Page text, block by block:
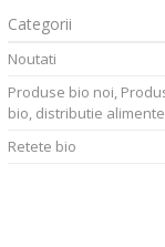
Categorii
Noutati
Produse bio noi,
bio, distributie
Retete bio